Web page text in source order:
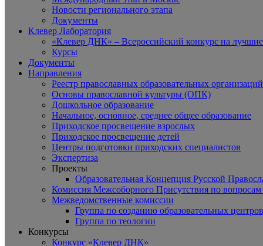
Новости регионального этапа
Документы
Клевер Лаборатория
«Клевер ДНК» – Всероссийский конкурс на лучшие
Курсы
Документы
Направления
Реестр православных образовательных организаций
Основы православной культуры (ОПК)
Дошкольное образование
Начальное, основное, среднее общее образование
Приходское просвещение взрослых
Приходское просвещение детей
Центры подготовки приходских специалистов
Экспертиза
Проекты
Образовательная Концепция Русской
Комиссия Межсоборного Присутствия по
Межведомственные комиссии
Группа по созданию образовательных центров
Группа по теологии
Конкурсы
Конкурс «Клевер ДНК»